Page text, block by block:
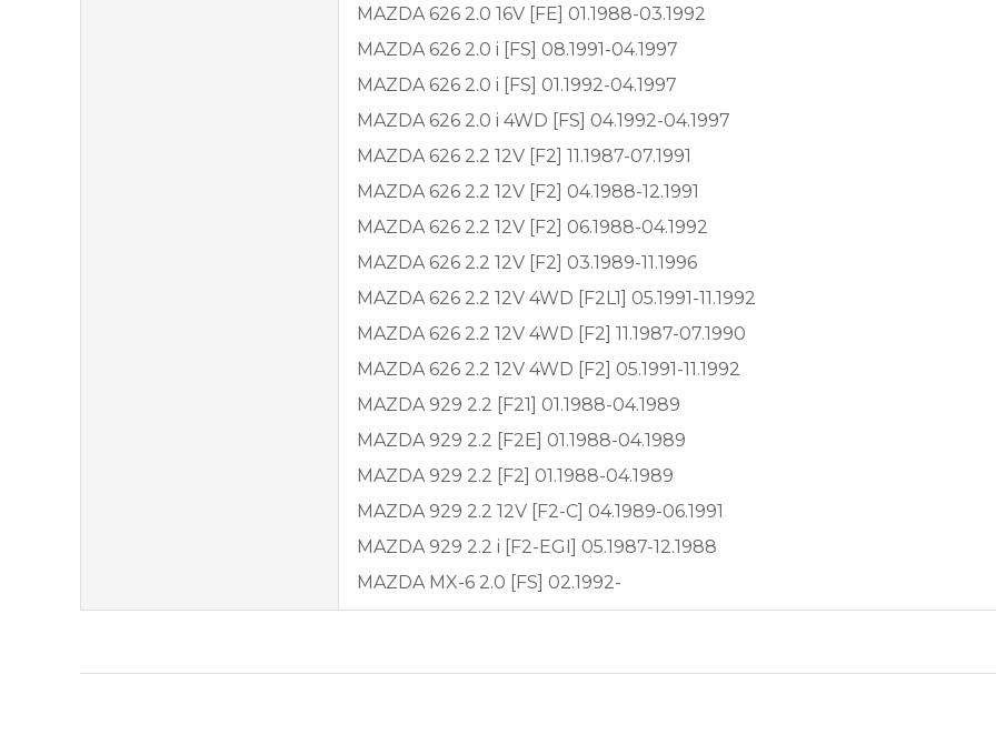
MAZDA 626 2.0 16V [FE] 01.1988-03.1992
MAZDA 626 2.0 i [FS] 08.1991-04.1997
MAZDA 626 2.0 i [FS] 01.1992-04.1997
MAZDA 626 2.0 i 4WD [FS] 04.1992-04.1997
MAZDA 626 2.2 12V [F2] 11.1987-07.1991
MAZDA 626 2.2 12V [F2] 04.1988-12.1991
MAZDA 626 2.2 12V [F2] 06.1988-04.1992
MAZDA 626 2.2 12V [F2] 03.1989-11.1996
MAZDA 626 2.2 12V 4WD [F2L1] 05.1991-11.1992
MAZDA 626 2.2 12V 4WD [F2] 11.1987-07.1990
MAZDA 626 2.2 12V 4WD [F2] 05.1991-11.1992
MAZDA 929 2.2 [F21] 01.1988-04.1989
MAZDA 929 2.2 [F2E] 01.1988-04.1989
MAZDA 929 2.2 [F2] 01.1988-04.1989
MAZDA 929 2.2 12V [F2-C] 04.1989-06.1991
MAZDA 929 2.2 i [F2-EGI] 05.1987-12.1988
MAZDA MX-6 2.0 [FS] 02.1992-